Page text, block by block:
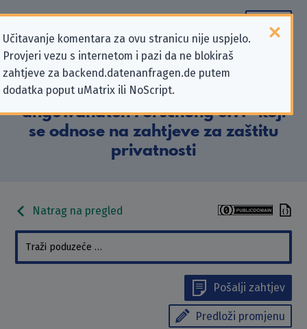
Učitavanje komentara za ovu stranicu nije uspjelo.
Provjeri vezu s internetom i pazi da ne blokiraš
zahtjeve za backend.datenanfragen.de putem
dodatka poput uMatrix ili NoScript.
Podaci kontakta „Fraunhofer-
Gesellschaft zur Förderung der
angewandten Forschung e.V.” koji
se odnose na zahtjeve za zaštitu
privatnosti
Natrag na pregled
Pošalji zahtjev
Predloži promjenu